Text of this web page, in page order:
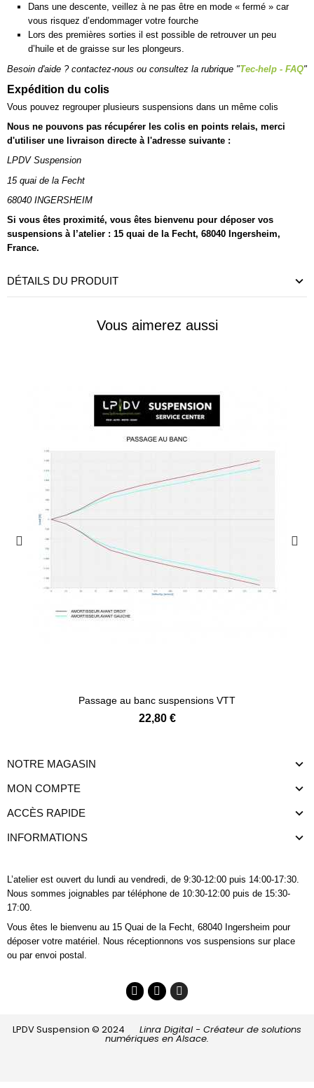
Dans une descente, veillez à ne pas être en mode « fermé » car
vous risquez d’endommager votre fourche
Lors des premières sorties il est possible de retrouver un peu
d’huile et de graisse sur les plongeurs.
Besoin d'aide ? contactez-nous ou consultez la rubrique "Tec-help - FAQ"
Expédition du colis
Vous pouvez regrouper plusieurs suspensions dans un même colis
Nous ne pouvons pas récupérer les colis en points relais, merci
d'utiliser une livraison directe à l'adresse suivante :
LPDV Suspension
15 quai de la Fecht
68040 INGERSHEIM
Si vous êtes proximité, vous êtes bienvenu pour déposer vos
suspensions à l’atelier : 15 quai de la Fecht, 68040 Ingersheim,
France.
DÉTAILS DU PRODUIT
Vous aimerez aussi
Passage au banc suspensions VTT
22,80 €
NOTRE MAGASIN
MON COMPTE
ACCÈS RAPIDE
INFORMATIONS
L’atelier est ouvert du lundi au vendredi, de 9:30-12:00 puis 14:00-17:30.
Nous sommes joignables par téléphone de 10:30-12:00 puis de 15:30-
17:00.
Vous êtes le bienvenu au 15 Quai de la Fecht, 68040 Ingersheim pour
déposer votre matériel. Nous réceptionnons vos suspensions sur place
ou par envoi postal.
LPDV Suspension © 2024 Linra Digital - Créateur de solutions
numériques en Alsace.